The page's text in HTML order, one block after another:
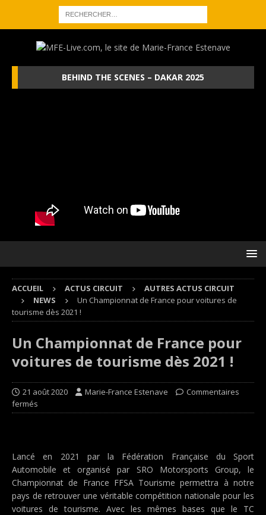
BEHIND THE SCENES – DAKAR 2025
ACCUEIL ACTUS CIRCUIT
AUTRES ACTUS CIRCUIT
NEWS
Un Championnat de France pour voitures de
tourisme dès 2021 !
Un Championnat de France pour
voitures de tourisme dès 2021 !
21 août 2020 Marie-France Estenave
Commentaires
fermés
Lancé en 2021 par la Fédération Française du Sport
Automobile et organisé par SRO Motorsports Group, le
Championnat de France FFSA Tourisme permettra à notre
pays de retrouver une véritable compétition nationale pour les
voitures de tourisme. Avec les mêmes bases que le TC